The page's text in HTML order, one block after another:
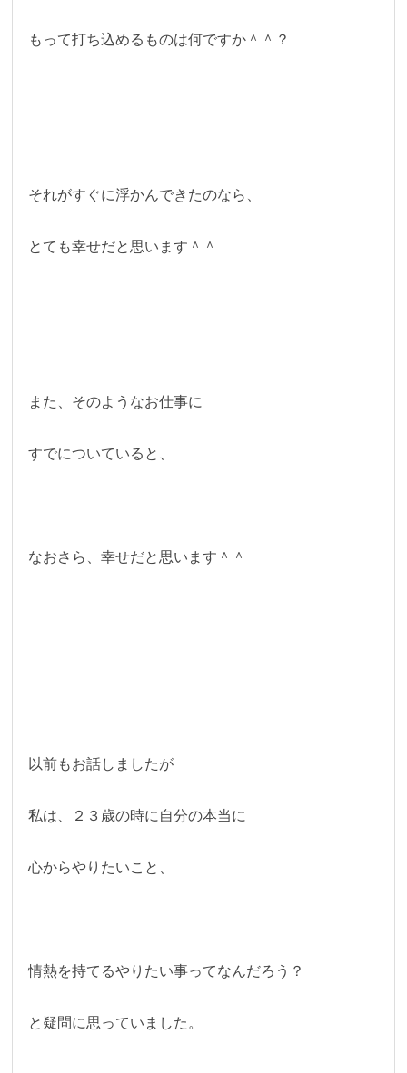
もって打ち込めるものは何ですか＾＾？
それがすぐに浮かんできたのなら、
とても幸せだと思います＾＾
また、そのようなお仕事に
すでについていると、
なおさら、幸せだと思います＾＾
以前もお話しましたが
私は、２３歳の時に自分の本当に
心からやりたいこと、
情熱を持てるやりたい事ってなんだろう？
と疑問に思っていました。